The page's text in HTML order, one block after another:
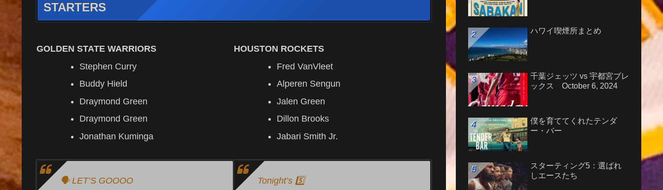
STARTERS
GOLDEN STATE WARRIORS
Stephen Curry
Buddy Hield
Draymond Green
Draymond Green
Jonathan Kuminga
🗣️ LET’S GOOOO
HOUSTON ROCKETS
Fred VanVleet
Alperen Sengun
Jalen Green
Dillon Brooks
Jabari Smith Jr.
Tonight’s 5️⃣
ハワイ喫煙所まとめ
千葉ジェッツ vs 宇都宮ブレ
ックス October 6, 2024
僕を育ててくれたテンダ
ー・バー
スターティング5：選ばれ
しエースたち